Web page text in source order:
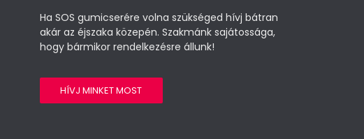
Ha SOS gumicserére volna szükséged hívj bátran
akár az éjszaka közepén. Szakmánk sajátossága,
hogy bármikor rendelkezésre állunk!
HÍVJ MINKET MOST